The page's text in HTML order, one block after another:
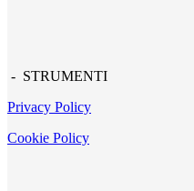
- STRUMENTI
Privacy Policy
Cookie Policy